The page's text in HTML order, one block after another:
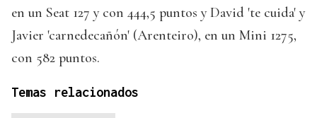
en un Seat 127 y con 444,5 puntos y David 'te cuida' y
Javier 'carnedecañón' (Arenteiro), en un Mini 1275,
con 582 puntos.
Temas relacionados